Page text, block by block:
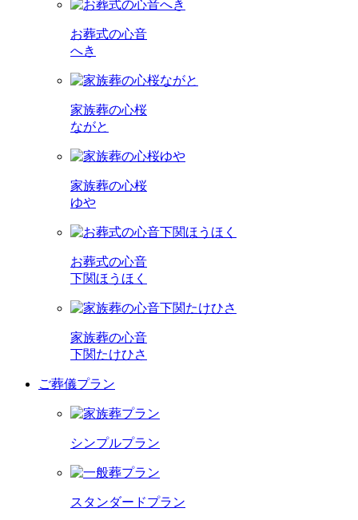
お葬式の心音
へき
家族葬の心桜
ながと
家族葬の心桜
ゆや
お葬式の心音
下関ほうほく
家族葬の心音
下関たけひさ
ご葬儀プラン
シンプルプラン
スタンダードプラン